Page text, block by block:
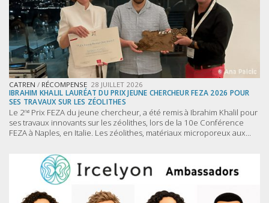
CATREN / RÉCOMPENSE 28 JUILLET 2026
IBRAHIM KHALIL LAURÉAT DU PRIX JEUNE CHERCHEUR FEZA 2026 POUR
SES TRAVAUX SUR LES ZÉOLITHES
Le 2ⁿᵈ Prix FEZA du jeune chercheur, a été remis à Ibrahim Khalil pour
ses travaux innovants sur les zéolithes, lors de la 10e Conférence
FEZA à Naples, en Italie. Les zéolithes, matériaux microporeux aux...